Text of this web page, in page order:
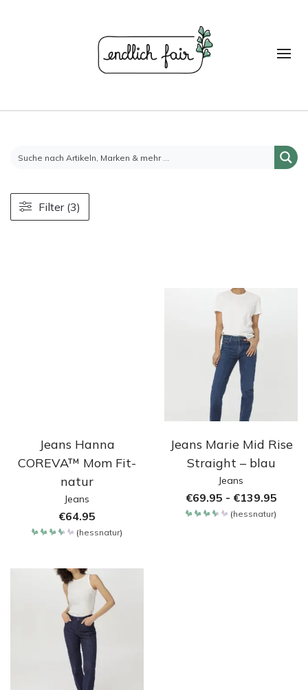
Jeans Hanna
COREVA™ Mom Fit-
natur
Jeans
€64.95
(hessnatur)
Jeans Marie Mid Rise
Straight – blau
Jeans
€69.95 - €139.95
(hessnatur)
Filter (3)